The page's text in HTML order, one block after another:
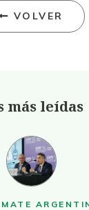
VOLVER
más leídas